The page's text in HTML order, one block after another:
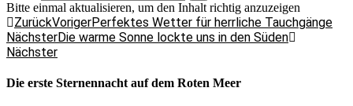
Bitte einmal aktualisieren, um den Inhalt richtig anzuzeigen
ZurückVorigerPerfektes Wetter für herrliche Tauchgänge
NächsterDie warme Sonne lockte uns in den Süden
Nächster
Die erste Sternennacht auf dem Roten Meer